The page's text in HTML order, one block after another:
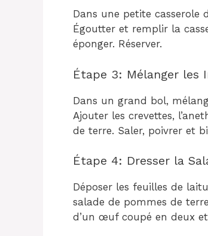
Dans une petite casserole
Égoutter et remplir la
éponger. Réserver.
Étape 3: Mélanger les
Dans un grand bol,
Ajouter les crevettes,
de terre. Saler, poivrer et
Étape 4: Dresser la
Déposer les feuilles de
salade de pommes de
d’un œuf coupé en deux et